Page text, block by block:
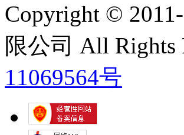
Copyright ©
限公司 All Rights
11069564号